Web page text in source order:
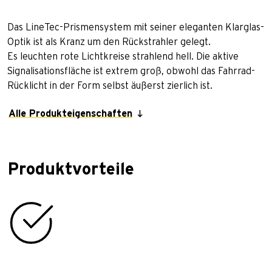
Das LineTec-Prismensystem mit seiner eleganten Klarglas-
Optik ist als Kranz um den Rückstrahler gelegt.
Es leuchten rote Lichtkreise strahlend hell. Die aktive
Signalisationsfläche ist extrem groß, obwohl das Fahrrad-
Rücklicht in der Form selbst äußerst zierlich ist.
Alle Produkteigenschaften
Produktvorteile